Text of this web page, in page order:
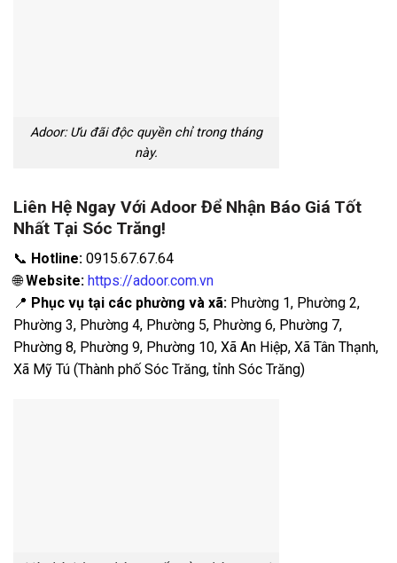
Adoor: Ưu đãi độc quyền chỉ trong tháng
này.
Liên Hệ Ngay Với Adoor Để Nhận Báo Giá Tốt
Nhất Tại Sóc Trăng!
📞 Hotline: 0915.67.67.64
🌐Website: https://adoor.com.vn
📍 Phục vụ tại các phường và xã: Phường 1, Phường 2,
Phường 3, Phường 4, Phường 5, Phường 6, Phường 7,
Phường 8, Phường 9, Phường 10, Xã An Hiệp, Xã Tân Thạnh,
Xã Mỹ Tú (Thành phố Sóc Trăng, tỉnh Sóc Trăng)